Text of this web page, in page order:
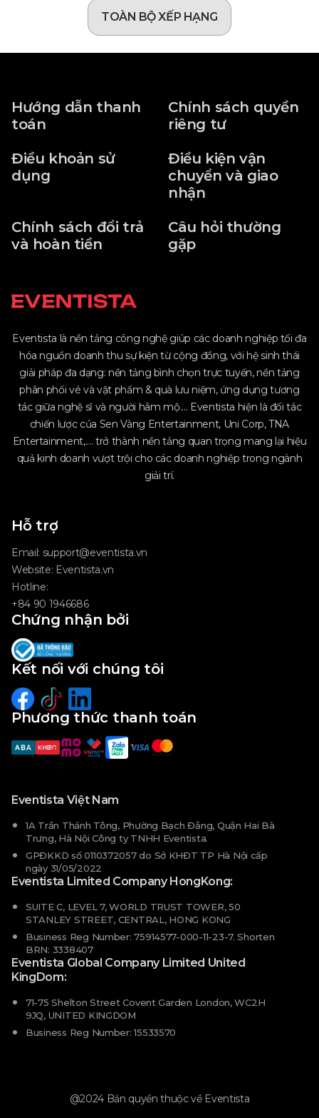
TOÀN BỘ XẾP HẠNG
Hướng dẫn thanh
toán
Chính sách quyền
riêng tư
Điều khoản sử
dụng
Điều kiện vận
chuyển và giao
nhận
Chính sách đổi trả
và hoàn tiền
Câu hỏi thường
gặp
Eventista là nền tảng công nghệ giúp các doanh nghiệp tối đa
hóa nguồn doanh thu sự kiện từ cộng đồng, với hệ sinh thái
giải pháp đa dạng: nền tảng bình chọn trực tuyến, nền tảng
phân phối vé và vật phẩm & quà lưu niệm, ứng dụng tương
tác giữa nghệ sĩ và người hâm mộ.... Eventista hiện là đối tác
chiến lược của Sen Vàng Entertainment, Uni Corp, TNA
Entertainment,.... trở thành nền tảng quan trọng mang lại hiệu
quả kinh doanh vượt trội cho các doanh nghiệp trong ngành
giải trí.
Hỗ trợ
Email: support@eventista.vn
Website: Eventista.vn
Hotline:
+84 90 1946686
Chứng nhận bởi
Kết nối với chúng tôi
Phương thức thanh toán
Eventista Việt Nam
1A Trần Thánh Tông, Phường Bạch Đằng, Quận Hai Bà
Trưng, Hà Nội Công ty TNHH Eventista.
GPĐKKD số 0110372057 do Sở KHĐT TP Hà Nội cấp
ngày 31/05/2022
Eventista Limited Company HongKong:
SUITE C, LEVEL 7, WORLD TRUST TOWER, 50
STANLEY STREET, CENTRAL, HONG KONG
Business Reg Number: 75914577-000-11-23-7. Shorten
BRN: 3338407
Eventista Global Company Limited United
KingDom:
71-75 Shelton Street Covent Garden London, WC2H
9JQ, UNITED KINGDOM
Business Reg Number: 15533570
@2024 Bản quyền thuộc về Eventista